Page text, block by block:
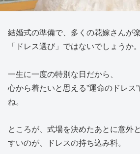
結婚式の準備で、多くの花嫁さんが
「ドレス選び」ではないでしょうか。
一生に一度の特別な日だから、
心から着たいと思える”運命のドレス
ね。
ところが、式場を決めたあとに意外
すいのが、ドレスの持ち込み料。